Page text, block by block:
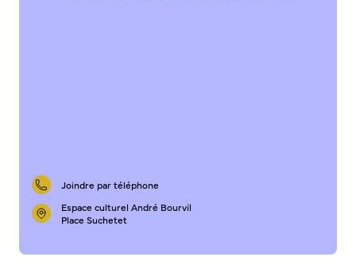
Joindre par téléphone
Espace culturel André Bourvil
Place Suchetet
S’informer
Application
Réseaux sociaux